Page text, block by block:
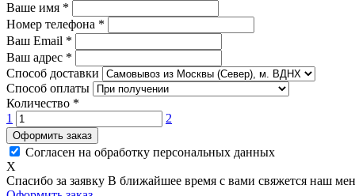
Ваше имя *
Номер телефона *
Ваш Email *
Ваш адрес *
Способ доставки
Способ оплаты
Количество *
1
2
Оформить заказ
Согласен на обработку персональных данных
X
Спасибо за заявку В ближайшее время с вами свяжется наш